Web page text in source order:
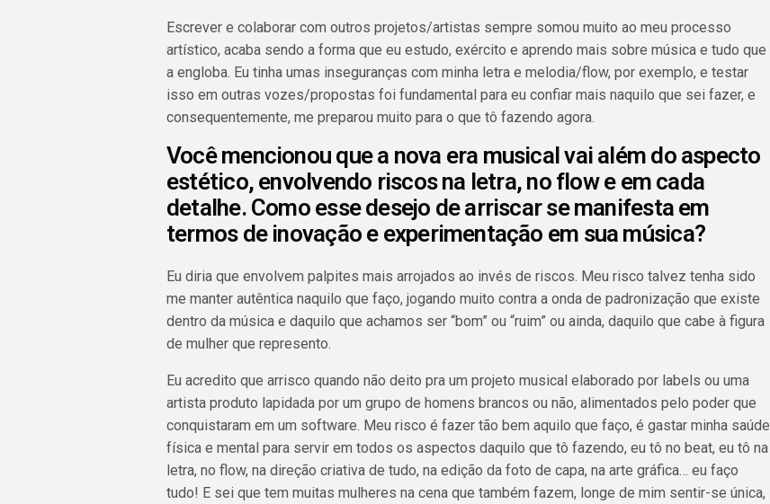
Escrever e colaborar com outros projetos/artistas sempre somou muito ao meu processo
artístico, acaba sendo a forma que eu estudo, exército e aprendo mais sobre música e tudo que
a engloba. Eu tinha umas inseguranças com minha letra e melodia/flow, por exemplo, e testar
isso em outras vozes/propostas foi fundamental para eu confiar mais naquilo que sei fazer, e
consequentemente, me preparou muito para o que tô fazendo agora.
Você mencionou que a nova era musical vai além do aspecto
estético, envolvendo riscos na letra, no flow e em cada
detalhe. Como esse desejo de arriscar se manifesta em
termos de inovação e experimentação em sua música?
Eu diria que envolvem palpites mais arrojados ao invés de riscos. Meu risco talvez tenha sido
me manter autêntica naquilo que faço, jogando muito contra a onda de padronização que existe
dentro da música e daquilo que achamos ser “bom” ou “ruim” ou ainda, daquilo que cabe à figura
de mulher que represento.
Eu acredito que arrisco quando não deito pra um projeto musical elaborado por labels ou uma
artista produto lapidada por um grupo de homens brancos ou não, alimentados pelo poder que
conquistaram em um software. Meu risco é fazer tão bem aquilo que faço, é gastar minha saúde
física e mental para servir em todos os aspectos daquilo que tô fazendo, eu tô no beat, eu tô na
letra, no flow, na direção criativa de tudo, na edição da foto de capa, na arte gráfica… eu faço
tudo! E sei que tem muitas mulheres na cena que também fazem, longe de mim sentir-se única,